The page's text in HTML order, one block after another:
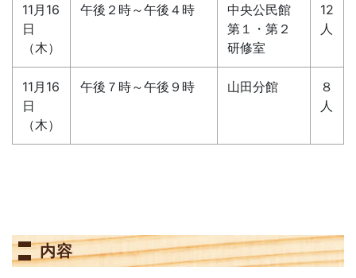
11月16
日
（木）
午後２時～午後４時
中央公民館
第１・第２
研修室
12
人
11月16
日
（木）
午後７時～午後９時 山田分館
８
人
内容